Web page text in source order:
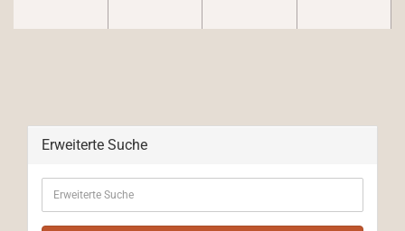
Erweiterte Suche
Suche